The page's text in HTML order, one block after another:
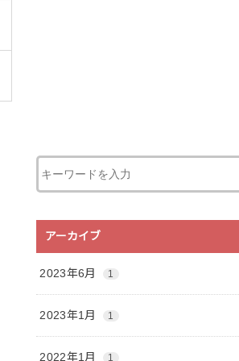
アーカイブ
2023年6月 1
2023年1月 1
2022年1月 1